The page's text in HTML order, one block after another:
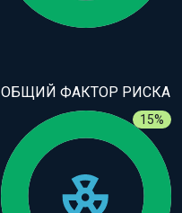
ОБЩИЙ ФАКТОР РИСКА
15%